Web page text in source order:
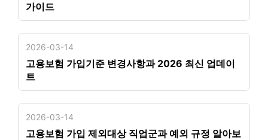
가이드
2026-03-14
고용보험 가입기준 변경사항과 2026 최신 업데이
트
2026-03-14
고용보험 가입 제외대상 직업군과 예외 규정 알아보